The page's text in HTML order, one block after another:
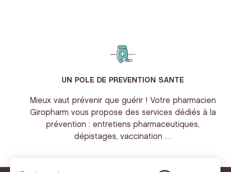
UN POLE DE PREVENTION SANTE
Mieux vaut prévenir que guérir ! Votre pharmacien
Giropharm vous propose des services dédiés à la
prévention : entretiens pharmaceutiques,
dépistages, vaccination …